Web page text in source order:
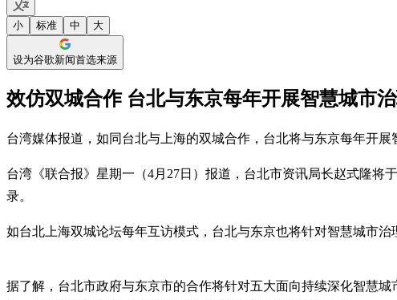
小 标准 中 大
设为谷歌新闻首选来源
效仿双城合作 台北与东京每年开展智慧城市
台湾媒体报道，如同台北与上海的双城合作，台北将与东京每年开展
台湾《联合报》星期一（4月27日）报道，台北市资讯局长赵式隆将
录。
如台北上海双城论坛每年互访模式，台北与东京也将针对智慧城市
据了解，台北市政府与东京市的合作将针对五大面向持续深化智慧